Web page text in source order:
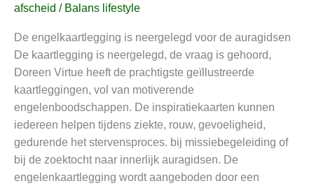
afscheid / Balans lifestyle
De engelkaartlegging is neergelegd voor de auragidsen
De kaartlegging is neergelegd, de vraag is gehoord,
Doreen Virtue heeft de prachtigste geïllustreerde
kaartleggingen, vol van motiverende
engelenboodschappen. De inspiratiekaarten kunnen
iedereen helpen tijdens ziekte, rouw, gevoeligheid,
gedurende het stervensproces. bij missiebegeleiding of
bij de zoektocht naar innerlijk auragidsen. De
engelenkaartlegging wordt aangeboden door een
zo
dat
is
aangeleerd,
dat
de
omgedraaide
engelkaarten
steun
bieden